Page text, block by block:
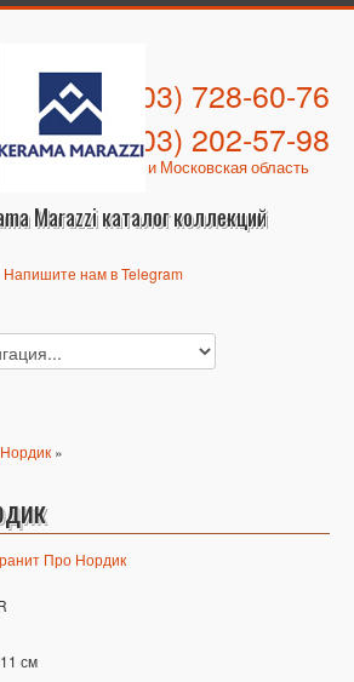
Marazzi каталог коллекций
+7 (903) 728-60-76
+7 (903) 202-57-98
Москва и Московская область
Напишите нам в Telegram
»
см